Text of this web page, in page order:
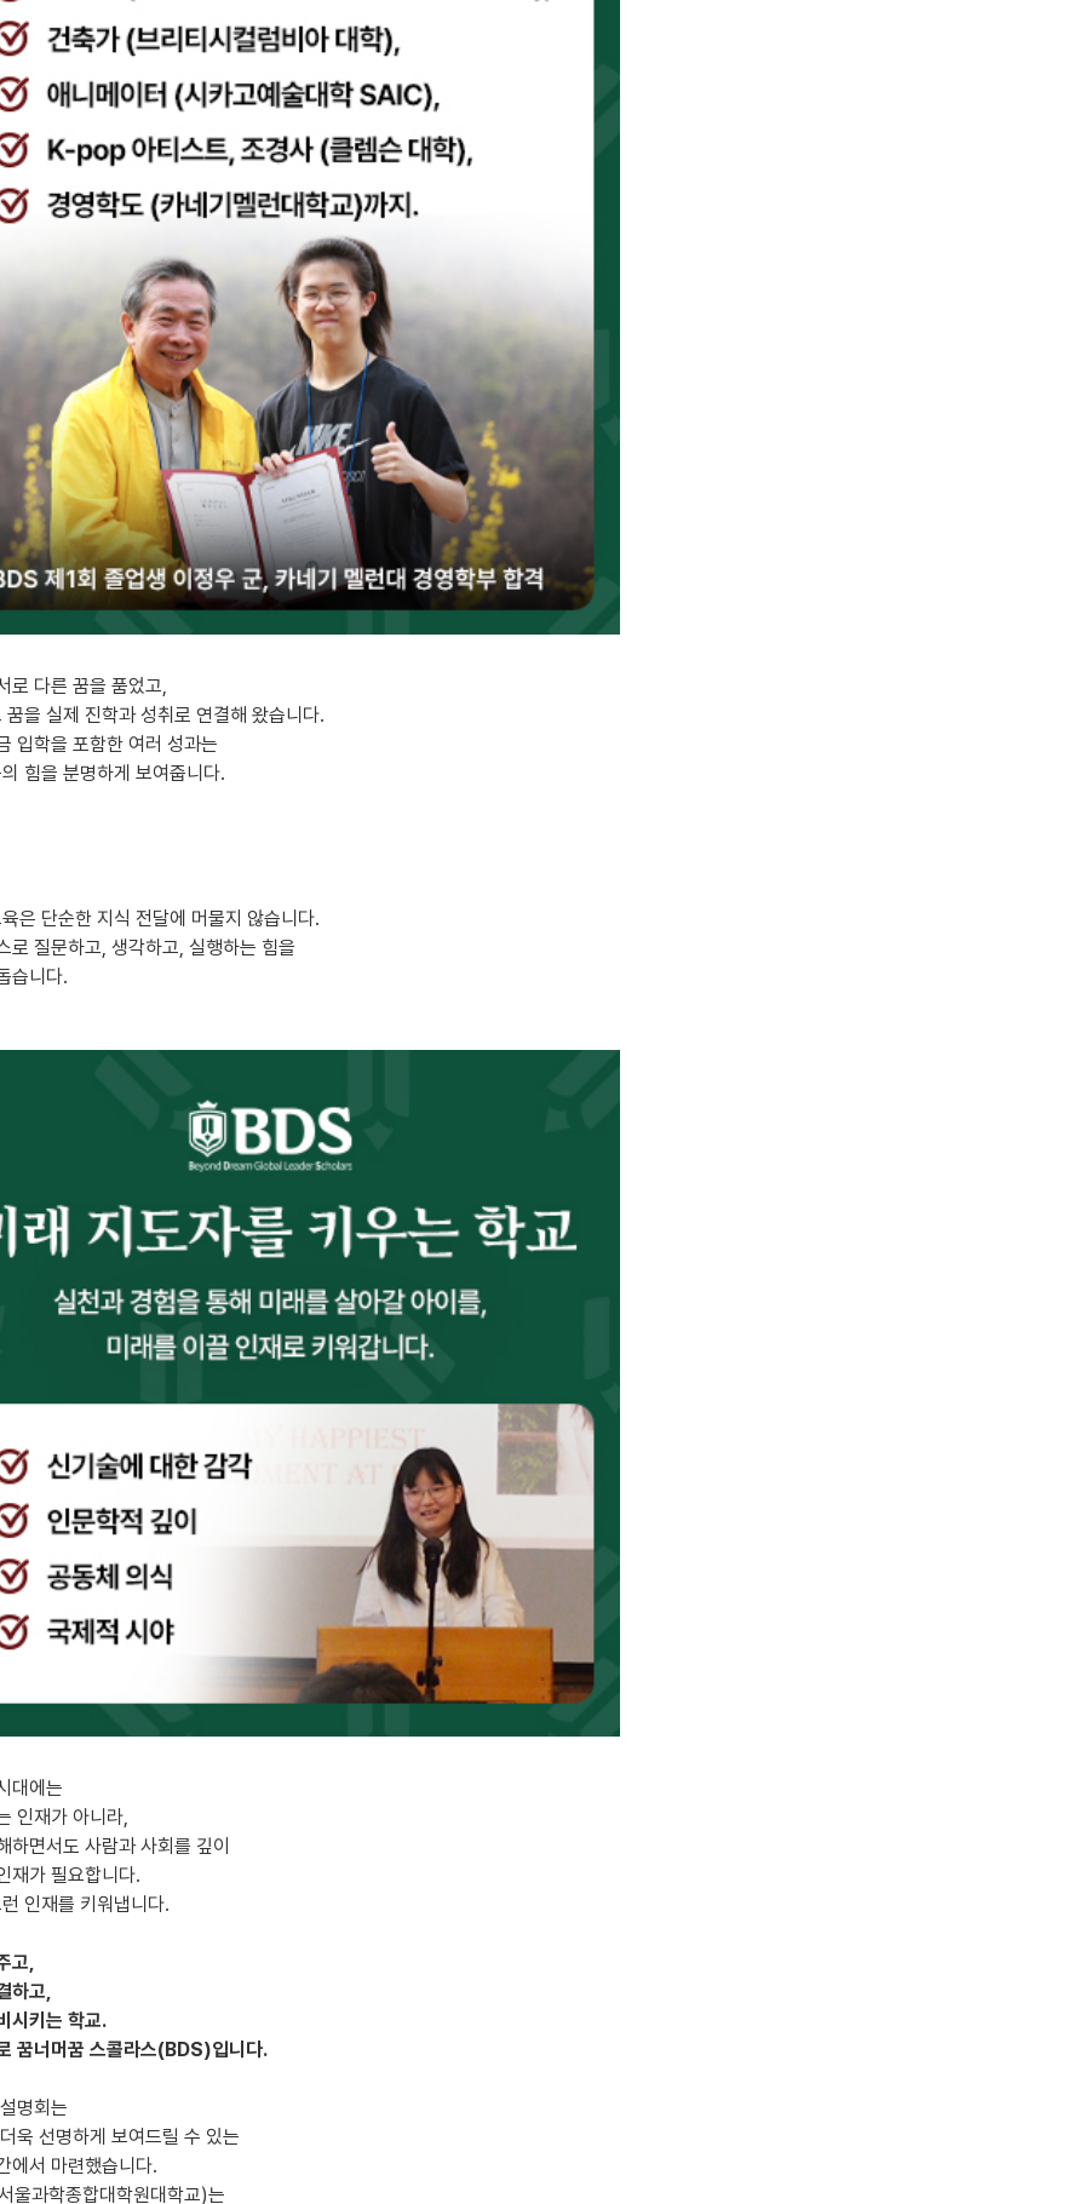
로 다른 꿈을 품었고,
을 실제 진학과 성취로 연결해 왔습니다.
입학을 포함한 여러 성과는
힘을 분명하게 보여줍니다.
은 단순한 지식 전달에 머물지 않습니다.
로 질문하고, 생각하고, 실행하는 힘을
습니다.
대에는
인재가 아니라,
하면서도 사람과 사회를 깊이
재가 필요합니다.
인재를 키워냅니다.
고,
하고,
시키는 학교.
꿈너머꿈 스콜라스(BDS)입니다.
명회는
욱 선명하게 보여드릴 수 있는
에서 마련했습니다.
울과학종합대학원대학교)는